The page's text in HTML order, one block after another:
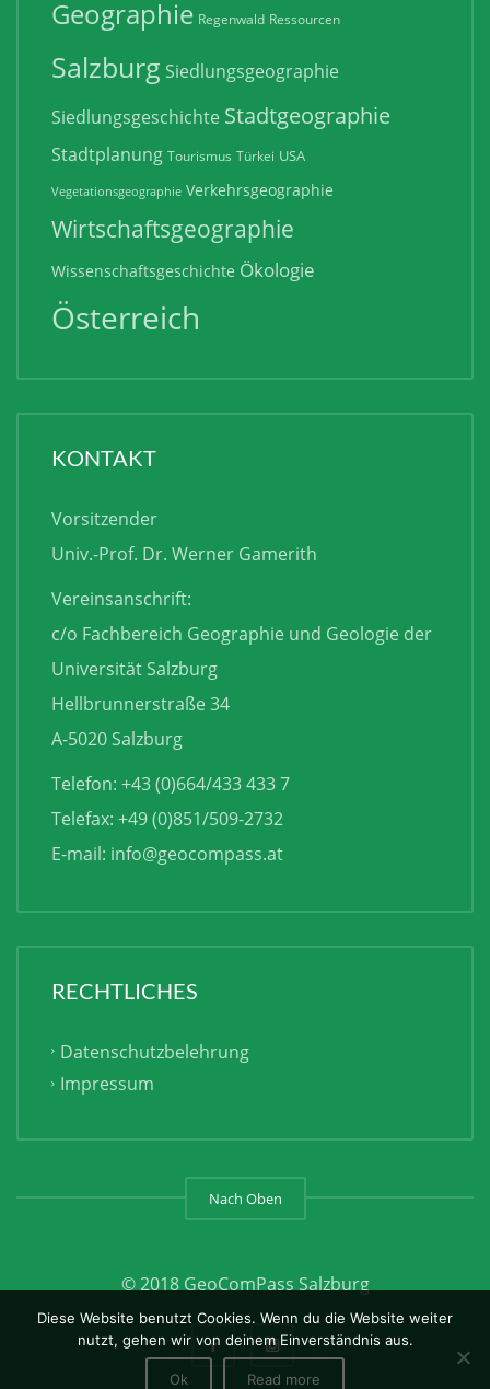
Geographie Regenwald Ressourcen
Salzburg Siedlungsgeographie
Siedlungsgeschichte Stadtgeographie
Stadtplanung Tourismus Türkei USA
Vegetationsgeographie Verkehrsgeographie
Wirtschaftsgeographie
Wissenschaftsgeschichte Ökologie
Österreich
KONTAKT
Vorsitzender
Univ.-Prof. Dr. Werner Gamerith
Vereinsanschrift:
c/o Fachbereich Geographie und Geologie der
Universität Salzburg
Hellbrunnerstraße 34
A-5020 Salzburg
Telefon: +43 (0)664/433 433 7
Telefax: +49 (0)851/509-2732
E-mail: info@geocompass.at
RECHTLICHES
Datenschutzbelehrung
Impressum
Nach Oben
© 2018 GeoComPass Salzburg
Diese Website benutzt Cookies. Wenn du die Website weiter
nutzt, gehen wir von deinem Einverständnis aus.
Ok Read more